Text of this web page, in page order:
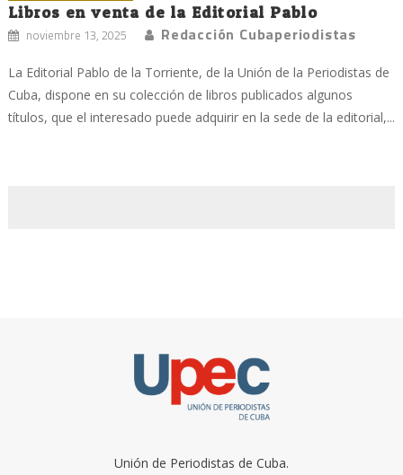
Libros en venta de la Editorial Pablo
noviembre 13, 2025 Redacción Cubaperiodistas
La Editorial Pablo de la Torriente, de la Unión de la Periodistas de
Cuba, dispone en su colección de libros publicados algunos
títulos, que el interesado puede adquirir en la sede de la editorial,...
Unión de Periodistas de Cuba.